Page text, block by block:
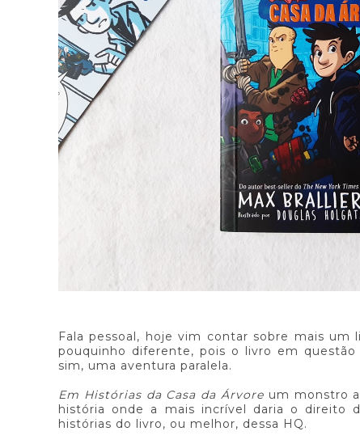
Fala pessoal, hoje vim contar sobre mais um
pouquinho diferente, pois o livro em
sim, uma aventura paralela.
Em Histórias da Casa da Árvoreum monstro
história onde a mais incrível daria o direito
histórias do livro, ou melhor, dessa HQ.